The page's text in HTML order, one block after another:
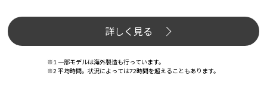
詳しく見る
※1 一部モデルは海外製造も行っています。
※2 平均時間。状況によっては72時間を超えることもあります。